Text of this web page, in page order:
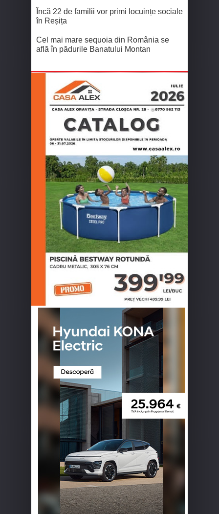
Încă 22 de familii vor primi locuințe sociale
în Reșița
Cel mai mare sequoia din România se
află în pădurile Banatului Montan